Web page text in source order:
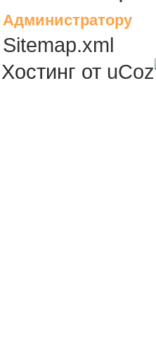
Администратору
Sitemap.xml
Хостинг от uCoz